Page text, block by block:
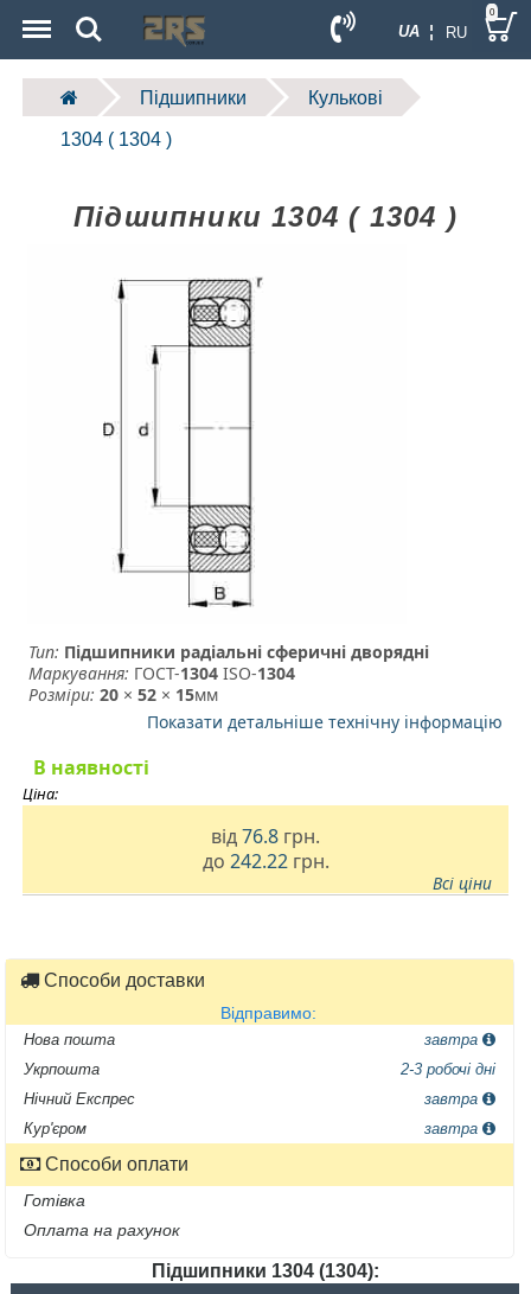
UA ¦ RU
Search 0
Підшипники Кулькові
1304 ( 1304 )
Підшипники 1304 ( 1304 )
Тип: Підшипники радіальні сферичні дворядні
Маркування: ГОСТ-1304 ­ ISO-1304
Розміри: 20 ×52 × 15мм
Показати детальніше технічну інформацію
В наявності
Ціна:
від76.8 грн.
до 242.22 грн.
Всі ціни
Способи доставки
Відправимо:
Нова пошта
завтра
Укрпошта
2-3 робочі дні
Нічний Експрес
завтра
Кур'єром
завтра
Способи оплати
Готівка
Оплата на рахунок
Підшипники 1304 (1304):